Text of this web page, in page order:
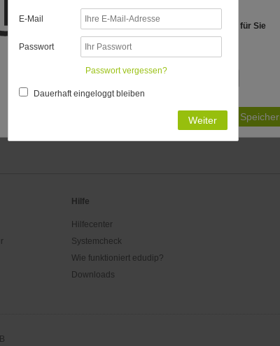
E-Mail
Passwort
Passwort vergessen?
Dauerhaft eingeloggt bleiben
Weiter
Hilfe
Hilfecenter
Systemcheck
Wie funktioniert edudip?
Downloads
Folgende Zeitzonen haben wir als Vorschlag für Sie
bestimmt:
Passende Zeitzonen
Ist Ihre Zeitzone nicht aufgeführt?